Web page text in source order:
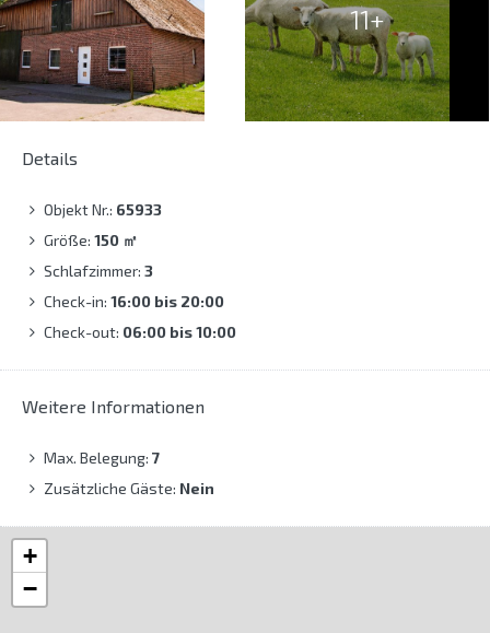
11+
Details
Objekt Nr.: 65933
Größe: 150 ㎡
Schlafzimmer: 3
Check-in: 16:00 bis 20:00
Check-out: 06:00 bis 10:00
Weitere Informationen
Max. Belegung: 7
Zusätzliche Gäste: Nein
+
−